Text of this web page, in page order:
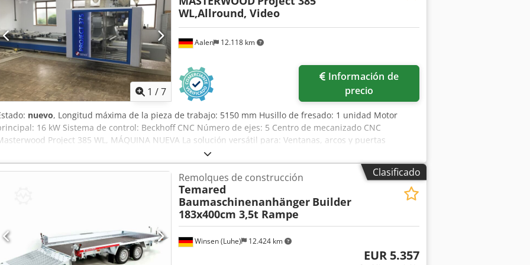
1 /7
Aalen 12.118 km
WL,Allround, Video
precio
nuevo, Longitud máxima de la pieza de trabajo: 5150 mm Husillo de fresado: 1 unidad Motor
16 kW Sistema de control: Beckhoff CNC Número de ejes: 5 Centro de mecanizado CNC
Project 385 WL, MÁQUINA NUEVA La solución versátil para: Ventanas, arcos y puertas
Acondicionamiento de interiores Estructuras de pilares y travesaños Mecanizado en 5 ejes de todo tipo
Aod Ih Htokpjck Descripción detallada en el archivo PDF adjunto. PUNTOS DESTACADOS: - Área de
trabajo: X = 5150 mm; Y = 1500 mm; Z = 200 mm - 1 unidad de husillo de alto rendimiento de 5 ejes, 16
kW, montado con doble rodamiento con conexión HSK 63 F - Cabezal de taladro instalado de forma
permanente con 19 husillos con 7 husillos de taladro vertical seleccionables individualmente en la
dirección X con 6 husillos de taladro vertical seleccionables individualmente en la dirección Y con 2
husillos de taladro horizontal dobles en la dirección X y 1 husillo de taladro horizontal doble en la
dirección Y Unidad de sierra integrada en el cabezal de taladro - Cambiador de herramientas tipo
carrusel con 22 plazas y una distancia entre puntos de 102 mm - Cambiador de herramientas tipo
Clasificado
Winsen (Luhe) 12.424 km
Remolques de construcción
Temared
Baumaschinenanhänger Builder
183x400cm 3,5t Rampe
EUR 5.357